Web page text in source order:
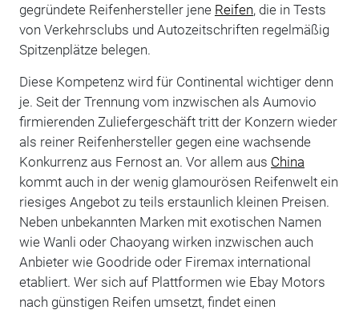
gegründete Reifenhersteller jene Reifen, die in Tests
von Verkehrsclubs und Autozeitschriften regelmäßig
Spitzenplätze belegen.
Diese Kompetenz wird für Continental wichtiger denn
je. Seit der Trennung vom inzwischen als Aumovio
firmierenden Zuliefergeschäft tritt der Konzern wieder
als reiner Reifenhersteller gegen eine wachsende
Konkurrenz aus Fernost an. Vor allem aus China
kommt auch in der wenig glamourösen Reifenwelt ein
riesiges Angebot zu teils erstaunlich kleinen Preisen.
Neben unbekannten Marken mit exotischen Namen
wie Wanli oder Chaoyang wirken inzwischen auch
Anbieter wie Goodride oder Firemax international
etabliert. Wer sich auf Plattformen wie Ebay Motors
nach günstigen Reifen umsetzt, findet einen